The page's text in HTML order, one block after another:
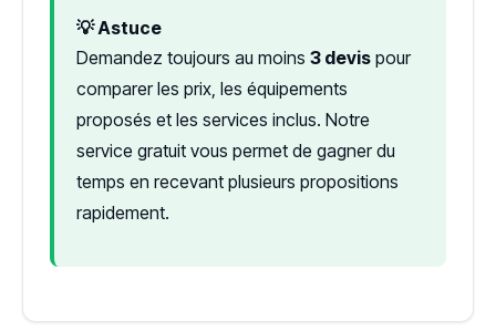
💡 Astuce
Demandez toujours au moins 3 devis pour
comparer les prix, les équipements
proposés et les services inclus. Notre
service gratuit vous permet de gagner du
temps en recevant plusieurs propositions
rapidement.